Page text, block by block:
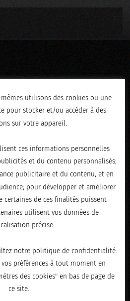
.
utilisons des cookies ou une
pour stocker et/ou accéder à des
sur votre appareil.
ces informations personnelles
et du contenu personnalisés;
publicitaire et du contenu, et en
pour développer et améliorer
certaines de ces finalités puissent
utilisent vos données de
précise.
notre politique de confidentialité.
préférences à tout moment en
des cookies" en bas de page de
ce site.